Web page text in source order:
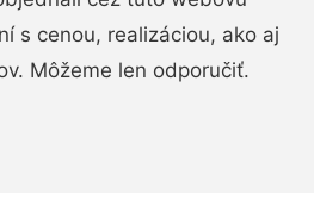
s cenou, realizáciou, ako aj
Môžeme len odporučiť.